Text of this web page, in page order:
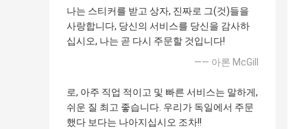
나는 스티커를 받고 상자, 진짜로 그(것)들을
사랑합니다, 당신의 서비스를 당신을 감사하
십시오, 나는 곧 다시 주문할 것입니다!
—— 아론 McGill
로, 아주 직업 적이고 및 빠른 서비스는 말하게,
쉬운 질 최고 좋습니다. 우리가 독일에서 주문
했다 보다는 나아지십시오 조차!!